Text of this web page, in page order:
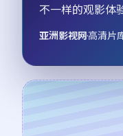
不一样的观影体
亚洲影视网·高清片